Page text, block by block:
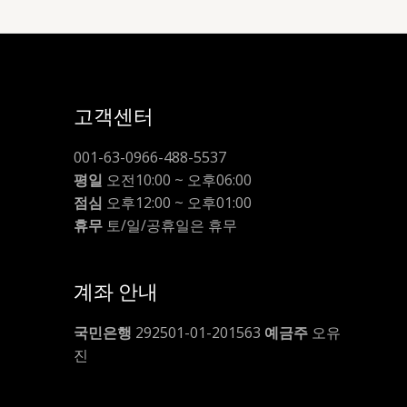
고객센터
001-63-0966-488-5537
평일 오전10:00 ~ 오후06:00
점심 오후12:00 ~ 오후01:00
휴무 토/일/공휴일은 휴무
계좌 안내
국민은행 292501-01-201563 예금주 오유
진